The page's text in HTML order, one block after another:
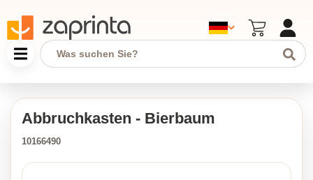
Abbruchkasten - Bierbaum
10166490